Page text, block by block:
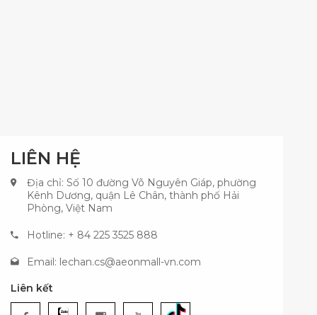
LIÊN HỆ
Địa chỉ: Số 10 đường Võ Nguyên Giáp, phường
Kênh Dương, quận Lê Chân, thành phố Hải
Phòng, Việt Nam
Hotline: + 84 225 3525 888
Email: lechan.cs@aeonmall-vn.com
Liên kết